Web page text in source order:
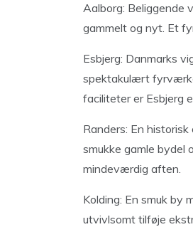
Aalborg: Beliggende
gammelt og nyt. Et
Esbjerg: Danmarks
spektakulært
faciliteter er Esbjerg
Randers: En
smukke gamle bydel
mindeværdig aften.
Kolding: En smuk by
utvivlsomt tilføje